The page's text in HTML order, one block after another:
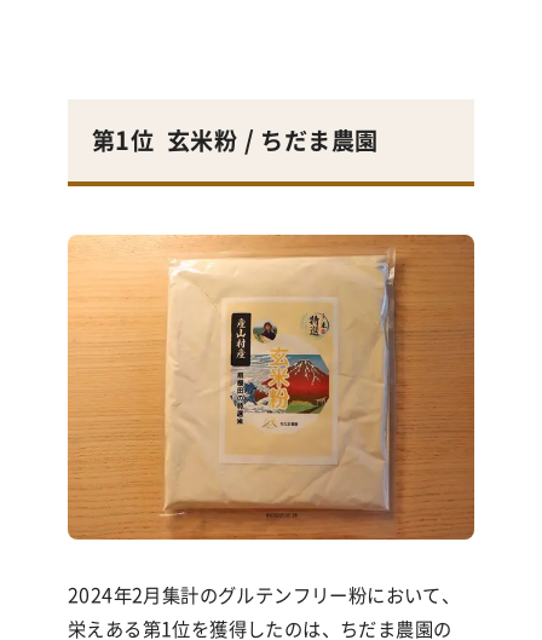
第1位 玄米粉 / ちだま農園
2024年2月集計のグルテンフリー粉において、
栄えある第1位を獲得したのは、ちだま農園の